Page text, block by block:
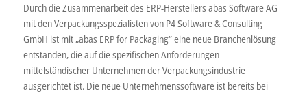
Durch die Zusammenarbeit des ERP-Herstellers abas Software AG
mit den Verpackungsspezialisten von P4 Software & Consulting
GmbH ist mit „abas ERP for Packaging“ eine neue Branchenlösung
entstanden, die auf die spezifischen Anforderungen
mittelständischer Unternehmen der Verpackungsindustrie
ausgerichtet ist. Die neue Unternehmenssoftware ist bereits bei